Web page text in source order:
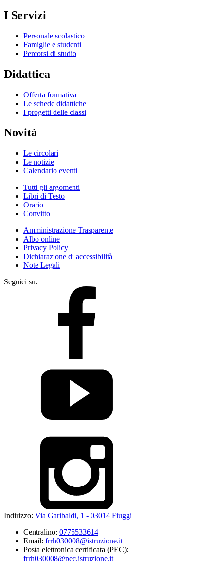
I Servizi
Personale scolastico
Famiglie e studenti
Percorsi di studio
Didattica
Offerta formativa
Le schede didattiche
I progetti delle classi
Novità
Le circolari
Le notizie
Calendario eventi
Tutti gli argomenti
Libri di Testo
Orario
Convitto
Amministrazione Trasparente
Albo online
Privacy Policy
Dichiarazione di accessibilità
Note Legali
Seguici su:
Indirizzo: Via Garibaldi, 1 - 03014 Fiuggi
Centralino: 0775533614
Email: frrh030008@istruzione.it
Posta elettronica certificata (PEC):
frrh030008@pec.istruzione.it